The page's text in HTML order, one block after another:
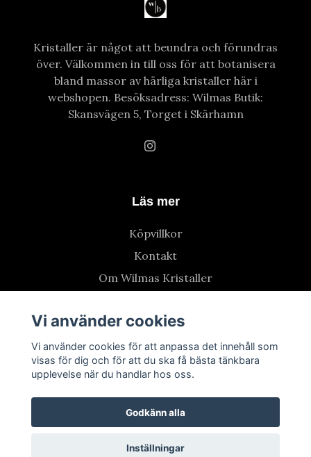
Kristaller är något att beundra och förundras
över. Välkommen in till oss för att botanisera
bland massor av härliga kristaller här i
webshopen. Besöksadress: Wilmas Butik:
Skansvägen 5, Torget i Skärhamn
Läs mer
Köpvillkor
Kontakt
Om Wilmas Kristaller
Vi använder cookies
Vi använder cookies för att anpassa det innehåll som
visas för dig och för att du ska få bästa tänkbara
upplevelse när du handlar hos oss.
Godkänn alla
Inställningar